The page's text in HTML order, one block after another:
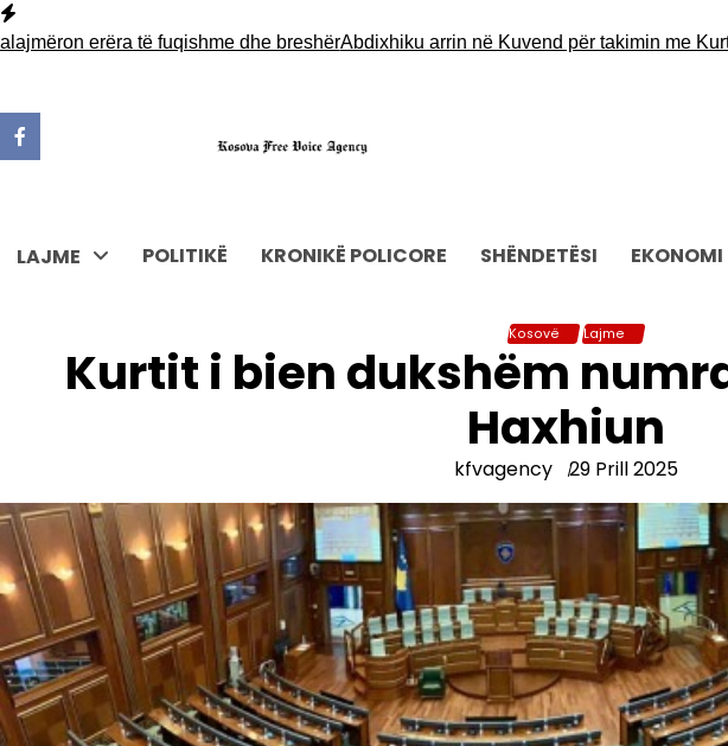
Skip
to
erëra të fuqishme dhe breshërAbdixhiku arrin në Kuvend për takimin me Kurtin,
LAJME POLITIKË KRONIKË POLICORE SHËNDETËSI EKONOMI
Kosovë Lajme
Kurtit i bien dukshëm
Haxhiun
kfvagency 29 Prill 2025